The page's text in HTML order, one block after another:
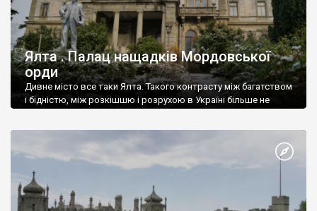
Ялта . Палац нащадків Мордовської
орди
Дивне місто все таки Ялта. Такого контрасту між багатством
і бідністю, між розкішшю і розрухою в Україні більше не